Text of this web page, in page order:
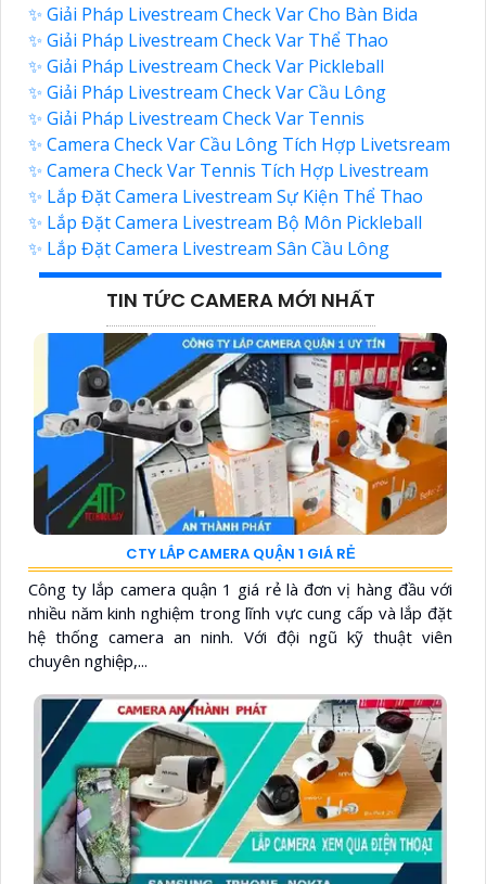
✨ Giải Pháp Livestream Check Var Cho Bàn Bida
✨ Giải Pháp Livestream Check Var Thể Thao
✨ Giải Pháp Livestream Check Var Pickleball
✨ Giải Pháp Livestream Check Var Cầu Lông
✨ Giải Pháp Livestream Check Var Tennis
✨ Camera Check Var Cầu Lông Tích Hợp Livetsream
✨ Camera Check Var Tennis Tích Hợp Livestream
✨ Lắp Đặt Camera Livestream Sự Kiện Thể Thao
✨ Lắp Đặt Camera Livestream Bộ Môn Pickleball
✨ Lắp Đặt Camera Livestream Sân Cầu Lông
TIN TỨC CAMERA MỚI NHẤT
CTY LẮP CAMERA QUẬN 1 GIÁ RẺ
Công ty lắp camera quận 1 giá rẻ là đơn vị hàng đầu với
nhiều năm kinh nghiệm trong lĩnh vực cung cấp và lắp đặt
hệ thống camera an ninh. Với đội ngũ kỹ thuật viên
chuyên nghiệp,...